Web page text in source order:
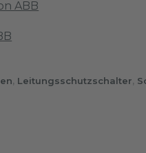
ABB
, Leitungsschutzschalter,